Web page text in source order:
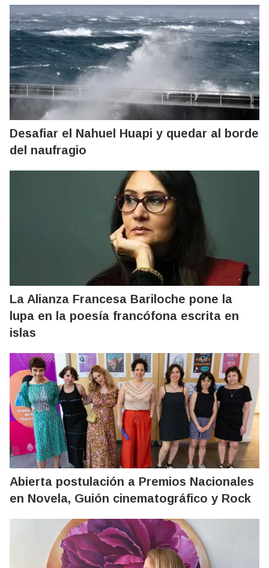
Desafiar el Nahuel Huapi y quedar al borde
del naufragio
La Alianza Francesa Bariloche pone la
lupa en la poesía francófona escrita en
islas
Abierta postulación a Premios Nacionales
en Novela, Guión cinematográfico y Rock